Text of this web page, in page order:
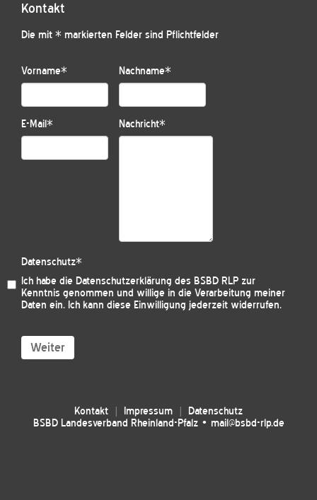
Kontakt
Die mit * markierten Felder sind Pflichtfelder
Vorname* Nachname*
E-Mail* Nachricht*
Datenschutz*
Ich habe die Datenschutzerklärung des BSBD RLP zur
Kenntnis genommen und willige in die Verarbeitung meiner
Daten ein. Ich kann diese Einwilligung jederzeit widerrufen.
Weiter
Kontakt Impressum
Datenschutz
BSBD Landesverband Rheinland-Pfalz • mail@bsbd-rlp.de